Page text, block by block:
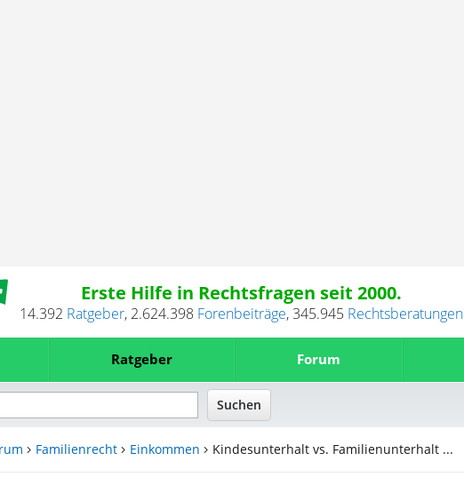
Erste Hilfe in Rechtsfragen seit 2000.
14.392 Ratgeber, 2.624.398 Forenbeiträge,345.945 Rechtsberatungen
Ratgeber Forum
Familienrecht Einkommen Kindesunterhalt vs. Familienunterhalt ...